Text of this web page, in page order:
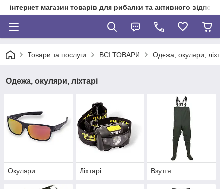
інтернет магазин товарів для рибалки та активного
Товари та послуги ВСІ ТОВАРИ Одежа, окуляри,
Одежа, окуляри, ліхтарі
Окуляри Ліхтарі Взуття